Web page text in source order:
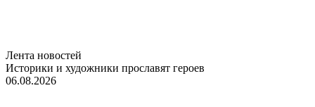
Лента новостей
Историки и художники прославят героев
06.08.2026